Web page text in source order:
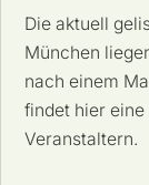
Die aktuell
München
nach einem
findet hier
Veranstaltern.